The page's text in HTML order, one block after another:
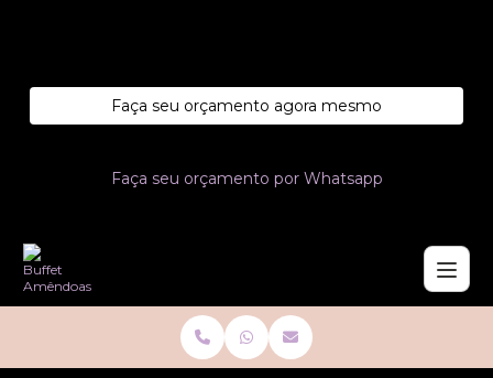
Faça seu orçamento agora mesmo
Faça seu orçamento por Whatsapp